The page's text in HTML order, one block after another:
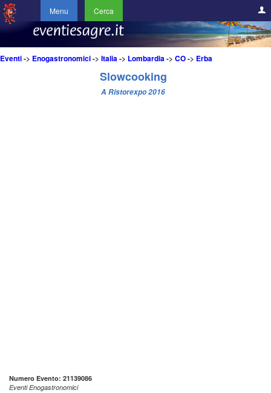
Menu Cerca
Eventi-> Enogastronomici-> Italia-> Lombardia-> CO-> Erba
Slowcooking
A Ristorexpo 2016
Numero Evento: 21139086
Eventi Enogastronomici